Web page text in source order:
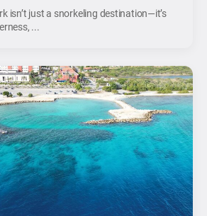
isn’t just a snorkeling destination—it’s
...